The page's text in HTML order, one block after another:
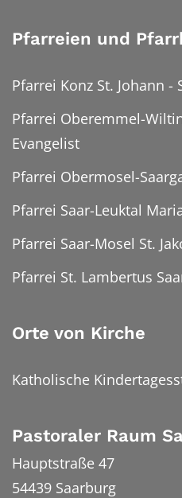
Pfarreien und
Pfarrei Konz St. Johann
Pfarrei Oberemmel-
Evangelist
Pfarrei Obermosel-
Pfarrei Saar-Leuktal
Pfarrei Saar-Mosel St.
Pfarrei St. Lambertus
Orte von Kirche
Katholische
Pastoraler Raum
Hauptstraße 47
54439 Saarburg